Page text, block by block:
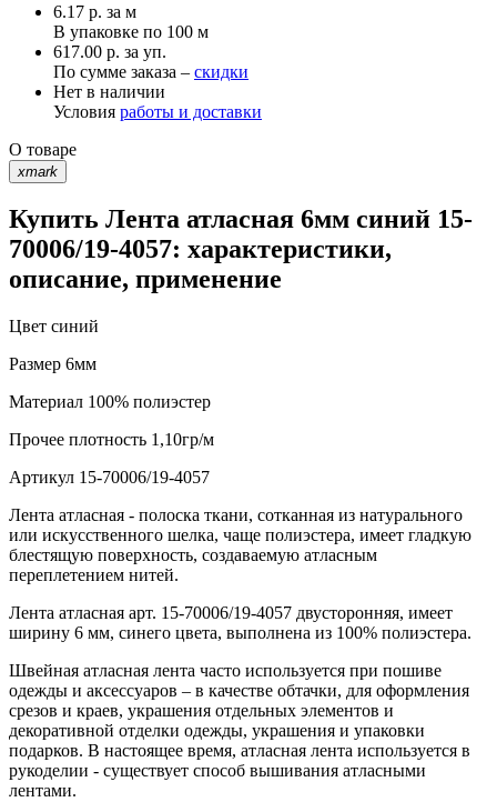
6.17 р. за м
В упаковке по 100 м
617.00 р. за уп.
По сумме заказа – скидки
Нет в наличии
Условия работы и доставки
О товаре
xmark
Купить Лента атласная 6мм синий 15-
70006/19-4057: характеристики,
описание, применение
Цвет синий
Размер 6мм
Материал 100% полиэстер
Прочее плотность 1,10гр/м
Артикул 15-70006/19-4057
Лента атласная - полоска ткани, сотканная из натурального
или искусственного шелка, чаще полиэстера, имеет гладкую
блестящую поверхность, создаваемую атласным
переплетением нитей.
Лента атласная арт. 15-70006/19-4057 двусторонняя, имеет
ширину 6 мм, синего цвета, выполнена из 100% полиэстера.
Швейная атласная лента часто используется при пошиве
одежды и аксессуаров – в качестве обтачки, для оформления
срезов и краев, украшения отдельных элементов и
декоративной отделки одежды, украшения и упаковки
подарков. В настоящее время, атласная лента используется в
рукоделии - существует способ вышивания атласными
лентами.